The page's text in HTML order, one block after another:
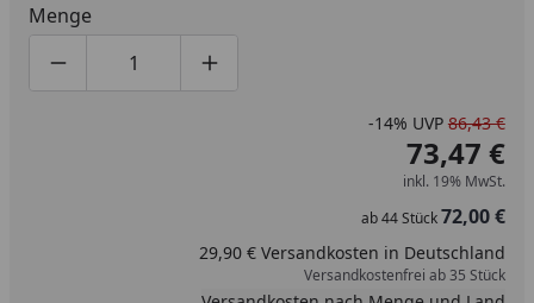
Menge
Produktmenge um eins verringern
Produktmenge manuell eingeben
Produktmenge um eins erhöhen
-14% UVP 86,43 €
73,47 €
inkl. 19% MwSt.
ab44Stück72,00 €
29,90 € Versandkosten in Deutschland
Versandkostenfrei ab 35 Stück